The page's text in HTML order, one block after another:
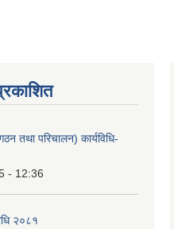
तथा परिचालन) कार्यविधि-
- 12:36
२०८१